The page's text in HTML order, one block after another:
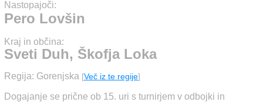
Nastopajoči:
Pero Lovšin
Kraj in občina:
Sveti Duh, Škofja Loka
Regija: Gorenjska [Več iz te regije]
Dogajanje se prične ob 15. uri s turnirjem v odbojki in